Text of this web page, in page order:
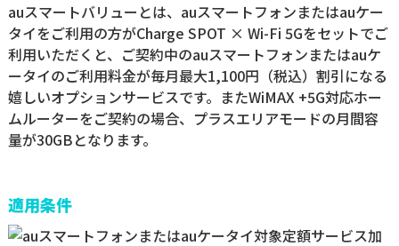
auスマートバリューとは、auスマートフォンまたはauケー
タイをご利用の方がCharge SPOT × Wi-Fi 5Gをセットでご
利用いただくと、ご契約中のauスマートフォンまたはauケ
ータイのご利用料金が毎月最大1,100円（税込）割引になる
嬉しいオプションサービスです。またWiMAX +5G対応ホー
ムルーターをご契約の場合、プラスエリアモードの月間容
量が30GBとなります。
適用条件